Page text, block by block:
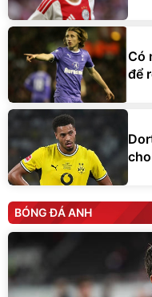
Có
để
BÓNG ĐÁ ANH